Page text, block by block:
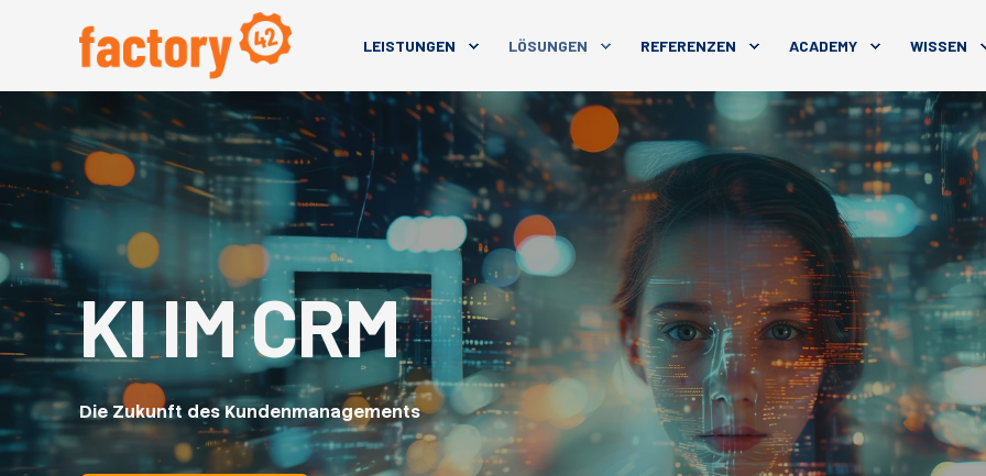
LEISTUNGEN LÖSUNGEN REFERENZEN ACADEMY WISSEN
KI IM CRM
Die Zukunft des Kundenmanagements